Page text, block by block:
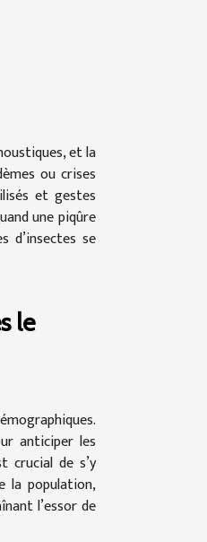
et la
ou crises
et gestes
une piqûre
d’insectes se
le
anticiper les
crucial de s’y
la population,
l’essor de